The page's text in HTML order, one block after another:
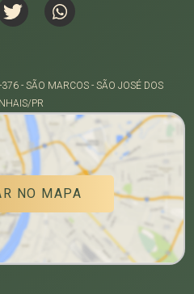
- SÃO MARCOS - SÃO JOSÉ DOS
PR
NO MAPA